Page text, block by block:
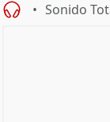
Sonido